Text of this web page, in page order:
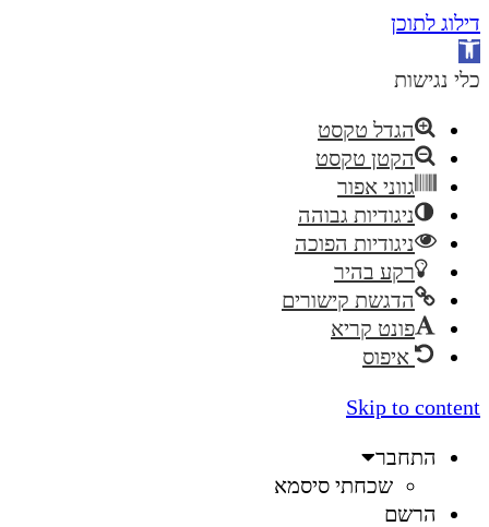
דילוג לתוכן
פתח
סרגל
כלי נגישות
הגדל טקסט
הקטן טקסט
גווני אפור
ניגודיות גבוהה
ניגודיות הפוכה
רקע בהיר
הדגשת קישורים
פונט קריא
איפוס
Skip to content
התחבר
שכחתי סיסמא
הרשם